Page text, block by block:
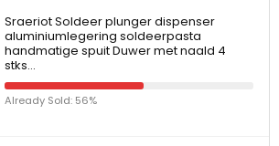
Sraeriot Soldeer plunger dispenser
aluminiumlegering soldeerpasta
handmatige spuit Duwer met naald 4
stks…
Already Sold: 56%